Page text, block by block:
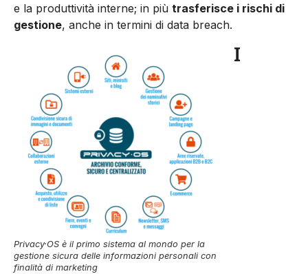
e la produttività interne; in più trasferisce i rischi di
gestione, anche in termini di data breach.
Privacy·OS è il primo sistema al mondo per la
gestione sicura delle informazioni personali con
finalità di marketing
I